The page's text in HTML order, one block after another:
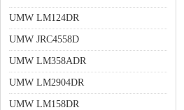
UMW LM124DR
UMW JRC4558D
UMW LM358ADR
UMW LM2904DR
UMW LM158DR